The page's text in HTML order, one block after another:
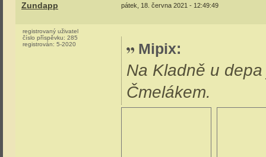
Zundapp pátek, 18. června 2021 - 12:49:49
registrovaný uživatel
číslo příspěvku: 285
registrován: 5-2020 Mipix:
Na Kladně u
Čmelákem.